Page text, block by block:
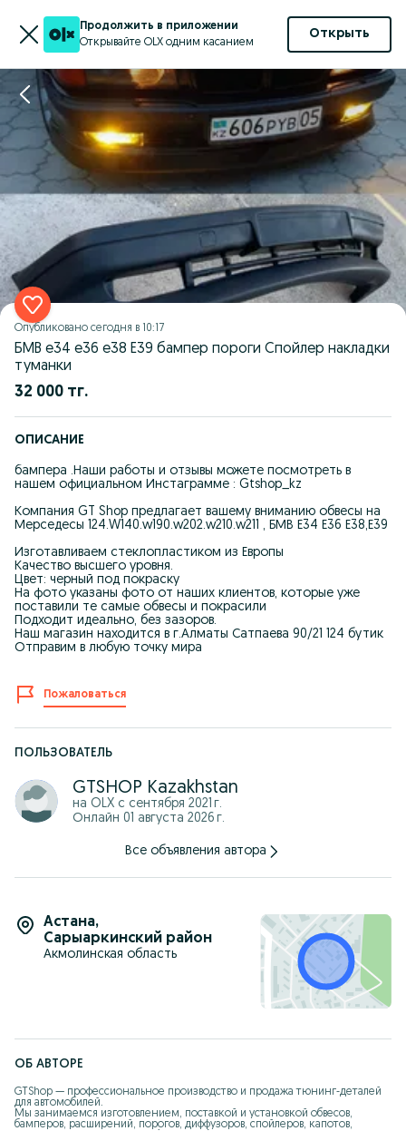
Продолжить в приложении
Открывайте OLX одним касанием
Открыть
Опубликовано сегодня в 10:17
БМВ е34 е36 е38 Е39 бампер пороги Спойлер накладки
туманки
32 000 тг.
ОПИСАНИЕ
бампера .Наши работы и отзывы можете посмотреть в
нашем официальном Инстаграмме : Gtshop_kz
Компания GT Shop предлагает вашему вниманию обвесы на
Мерседесы 124.W140.w190.w202.w210.w211 , БМВ Е34 Е36 Е38,Е39
Изготавливаем стеклопластиком из Европы
Качество высшего уровня.
Цвет: черный под покраску
На фото указаны фото от наших клиентов, которые уже
поставили те самые обвесы и покрасили
Подходит идеально, без зазоров.
Наш магазин находится в г.Алматы Сатпаева 90/21 124 бутик
Отправим в любую точку мира
Пожаловаться
ПОЛЬЗОВАТЕЛЬ
GTSHOP Kazakhstan
на OLX с сентября 2021 г.
Онлайн 01 августа 2026 г.
Все объявления автора
Астана,
Сарыаркинский район
Акмолинская область
ОБ АВТОРЕ
GTShop — профессиональное производство и продажа тюнинг-деталей
для автомобилей.
Мы занимаемся изготовлением, поставкой и установкой обвесов,
бамперов, расширений, порогов, диффузоров, спойлеров, капотов,